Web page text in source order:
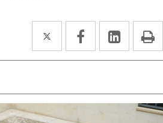
Twitter
Enlace
a
aplicación
externa.
Facebook
Enlace
a
aplicación
externa.
Enlace
a